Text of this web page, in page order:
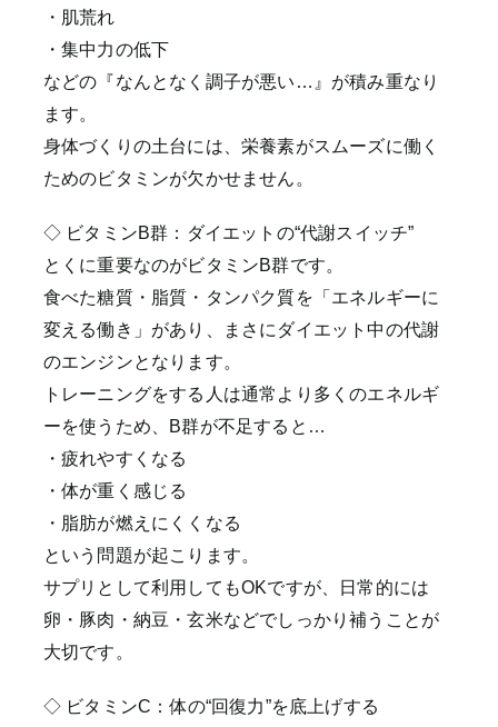
・肌荒れ
・集中力の低下
などの『なんとなく調子が悪い…』が積み重なり
ます。
身体づくりの土台には、栄養素がスムーズに働く
ためのビタミンが欠かせません。
◇ ビタミンB群：ダイエットの“代謝スイッチ”
とくに重要なのがビタミンB群です。
食べた糖質・脂質・タンパク質を「エネルギーに
変える働き」があり、まさにダイエット中の代謝
のエンジンとなります。
トレーニングをする人は通常より多くのエネルギ
ーを使うため、B群が不足すると…
・疲れやすくなる
・体が重く感じる
・脂肪が燃えにくくなる
という問題が起こります。
サプリとして利用してもOKですが、日常的には
卵・豚肉・納豆・玄米などでしっかり補うことが
大切です。
◇ ビタミンC：体の“回復力”を底上げする